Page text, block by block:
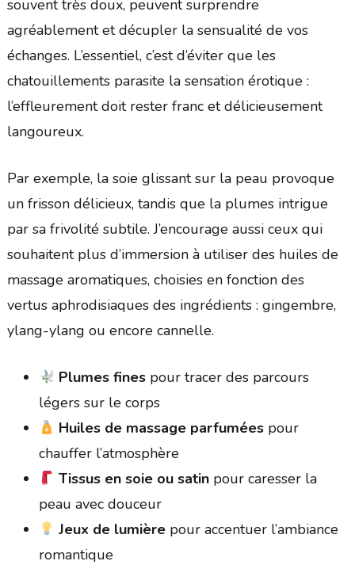
souvent très doux, peuvent surprendre
agréablement et décupler la sensualité de vos
échanges. L’essentiel, c’est d’éviter que les
chatouillements parasite la sensation érotique :
l’effleurement doit rester franc et délicieusement
langoureux.
Par exemple, la soie glissant sur la peau provoque
un frisson délicieux, tandis que la plumes intrigue
par sa frivolité subtile. J’encourage aussi ceux qui
souhaitent plus d’immersion à utiliser des huiles de
massage aromatiques, choisies en fonction des
vertus aphrodisiaques des ingrédients : gingembre,
ylang-ylang ou encore cannelle.
Plumes fines pour tracer des parcours
légers sur le corps
Huiles de massage parfumées pour
chauffer l’atmosphère
Tissus en soie ou satin pour caresser la
peau avec douceur
Jeux de lumière pour accentuer l’ambiance
romantique